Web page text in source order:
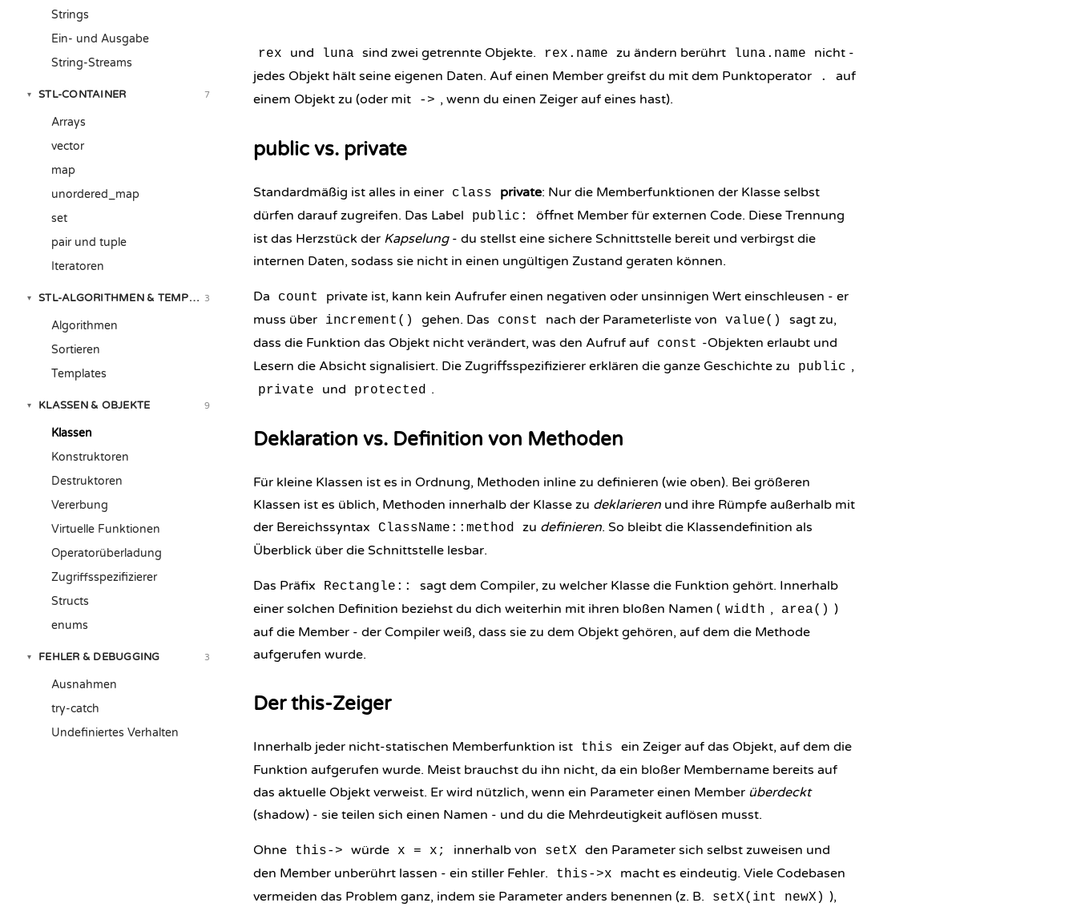
Strings
Ein- und Ausgabe
String-Streams
▾ STL-CONTAINER 7
Arrays
vector
map
unordered_map
set
pair und tuple
Iteratoren
▾ STL-ALGORITHMEN & TEMPLATES
3
Algorithmen
Sortieren
Templates
▾ KLASSEN & OBJEKTE 9
Klassen
Konstruktoren
Destruktoren
Vererbung
Virtuelle Funktionen
Operatorüberladung
Zugriffsspezifizierer
Structs
enums
▾ FEHLER & DEBUGGING 3
Ausnahmen
try-catch
Undefiniertes Verhalten
rex und luna sind zwei getrennte Objekte. rex.name zu ändern berührt luna.name
nicht -
jedes Objekt hält seine eigenen Daten. Auf einen Member greifst du mit dem Punktoperator
.
auf
einem Objekt zu (oder mit
-> , wenn du einen Zeiger auf eines hast).
public vs. private
Standardmäßig ist alles in einer class private: Nur die Memberfunktionen der Klasse selbst
dürfen darauf zugreifen. Das Label
public:
öffnet Member für externen Code. Diese Trennung
ist das Herzstück der Kapselung- du stellst eine sichere Schnittstelle bereit und verbirgst die
internen Daten, sodass sie nicht in einen ungültigen Zustand geraten können.
Da count
private ist, kann kein Aufrufer einen negativen oder unsinnigen Wert einschleusen - er
muss über
increment() gehen. Das const nach der Parameterliste von value()
sagt zu,
dass die Funktion das Objekt nicht verändert, was den Aufruf auf
const -Objekten erlaubt und
Lesern die Absicht signalisiert. Die Zugriffsspezifizierer erklären die ganze Geschichte zu public ,
private und protected .
Deklaration vs. Definition von Methoden
Für kleine Klassen ist es in Ordnung, Methoden inline zu definieren (wie oben). Bei größeren
Klassen ist es üblich, Methoden innerhalb der Klasse zu deklarieren und ihre Rümpfe außerhalb mit
der Bereichssyntax
ClassName::method zu definieren. So bleibt die Klassendefinition als
Überblick über die Schnittstelle lesbar.
Das Präfix Rectangle::
sagt dem Compiler, zu welcher Klasse die Funktion gehört. Innerhalb
einer solchen Definition beziehst du dich weiterhin mit ihren bloßen Namen ( width , area() )
auf die Member - der Compiler weiß, dass sie zu dem Objekt gehören, auf dem die Methode
aufgerufen wurde.
Der this-Zeiger
Innerhalb jeder nicht-statischen Memberfunktion ist this
ein Zeiger auf das Objekt, auf dem die
Funktion aufgerufen wurde. Meist brauchst du ihn nicht, da ein bloßer Membername bereits auf
das aktuelle Objekt verweist. Er wird nützlich, wenn ein Parameter einen Member überdeckt
(shadow) - sie teilen sich einen Namen - und du die Mehrdeutigkeit auflösen musst.
Ohne this-> würde x = x; innerhalb von setX
den Parameter sich selbst zuweisen und
den Member unberührt lassen - ein stiller Fehler.
this->x
macht es eindeutig. Viele Codebasen
vermeiden das Problem ganz, indem sie Parameter anders benennen (z. B.
setX(int newX) ),